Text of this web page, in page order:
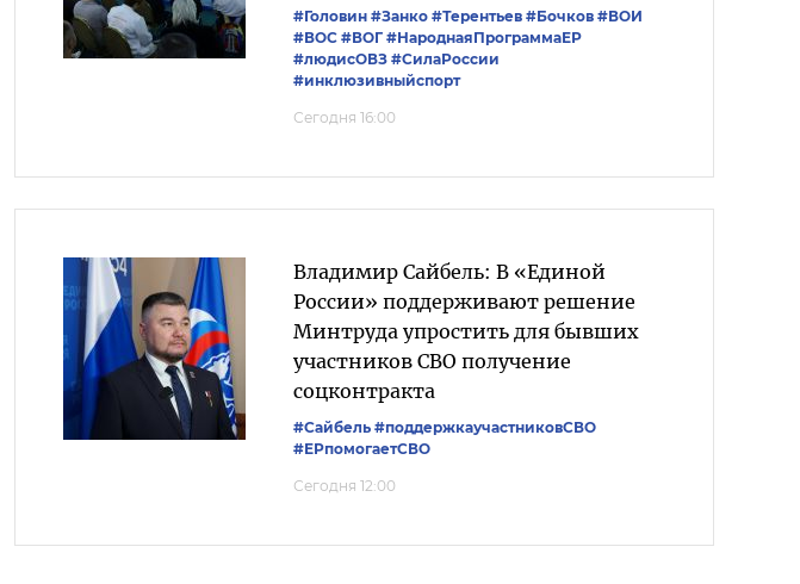
#Головин #Занко #Терентьев #Бочков #ВОИ
#ВОС #ВОГ #НароднаяПрограммаЕР
#людисОВЗ #СилаРоссии
#инклюзивныйспорт
Сегодня 16:00
Владимир Сайбель: В «Единой
России» поддерживают решение
Минтруда упростить для бывших
участников СВО получение
соцконтракта
#Сайбель #поддержкаучастниковСВО
#ЕРпомогаетСВО
Сегодня 12:00